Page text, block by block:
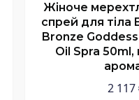
Жіноче
спрей для тіла
Bronze
Oil Spra 50ml,
2 117